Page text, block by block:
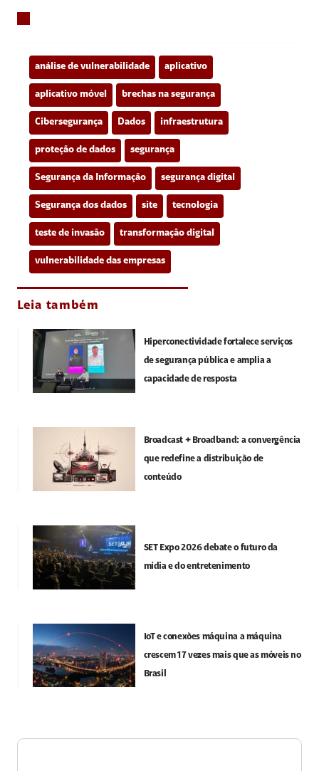
análise de vulnerabilidade aplicativo
aplicativo móvel brechas na segurança
Cibersegurança Dados infraestrutura
proteção de dados segurança
Segurança da Informação segurança digital
Segurança dos dados site tecnologia
teste de invasão transformação digital
vulnerabilidade das empresas
Leia também
Hiperconectividade fortalece serviços
de segurança pública e amplia a
capacidade de resposta
Broadcast + Broadband: a convergência
que redefine a distribuição de
conteúdo
SET Expo 2026 debate o futuro da
mídia e do entretenimento
IoT e conexões máquina a máquina
crescem 17 vezes mais que as móveis no
Brasil